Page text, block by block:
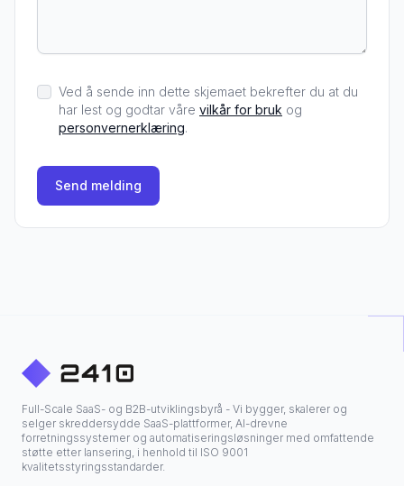
Ved å sende inn dette skjemaet bekrefter du at du
har lest og godtar våre vilkår for bruk og
personvernerklæring.
Send melding
Full-Scale SaaS- og B2B-utviklingsbyrå - Vi bygger, skalerer og
selger skreddersydde SaaS-plattformer, AI-drevne
forretningssystemer og automatiseringsløsninger med omfattende
støtte etter lansering, i henhold til ISO 9001
kvalitetsstyringsstandarder.